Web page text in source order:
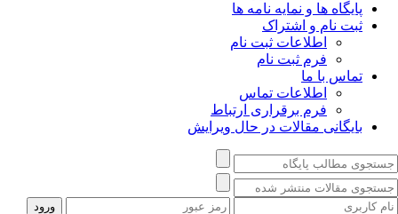
پایگاه ها و نمایه نامه ها
ثبت نام و اشتراک
اطلاعات ثبت نام
فرم ثبت نام
تماس با ما
اطلاعات تماس
فرم برقراری ارتباط
بایگانی مقالات در حال ویرایش